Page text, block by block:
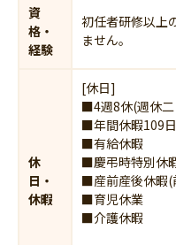
資
格・
経験
初任者研修以上
ません。
休
日・
休暇
[休日]
■4週8休(週休二
■年間休暇109日
■有給休暇
■慶弔時特別休
■産前産後休暇(
■育児休業
■介護休暇